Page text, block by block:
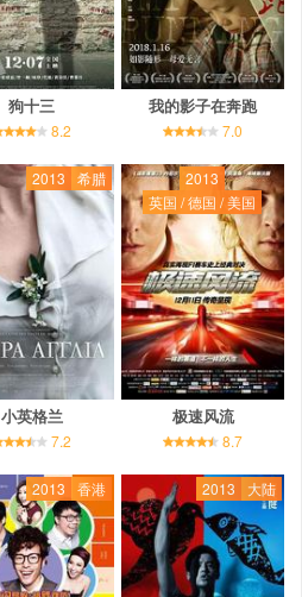
狗十三
8.2
我的影子在奔跑
7.0
2013 希腊
小英格兰
7.2
2013
英国 / 德国 / 美国
极速风流
8.7
2013 香港 2013 大陆